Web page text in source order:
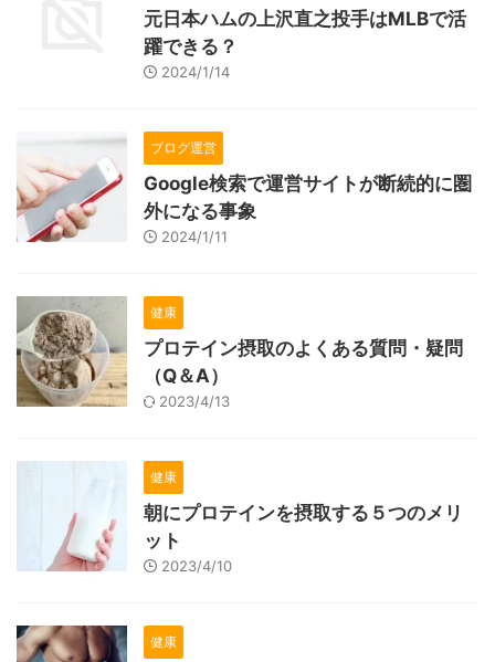
元日本ハムの上沢直之投手はMLBで活
躍できる？
2024/1/14
ブログ運営
Google検索で運営サイトが断続的に圏
外になる事象
2024/1/11
健康
プロテイン摂取のよくある質問・疑問
（Q＆A）
2023/4/13
健康
朝にプロテインを摂取する５つのメリ
ット
2023/4/10
健康